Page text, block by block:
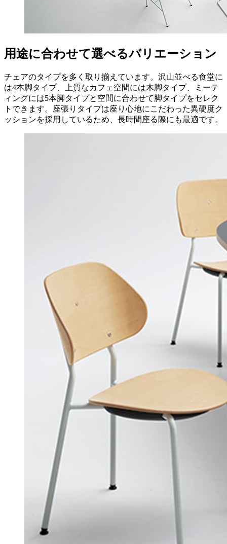
用途に合わせて選べるバリエーション
チェアのタイプを多く取り揃えています。沢山並べる食堂に
は4本脚タイプ、上質なカフェ空間には木脚タイプ、ミーテ
ィングには5本脚タイプと空間に合わせて脚タイプをセレク
トできます。座張りタイプは座り心地にこだわった異硬度ク
ッションを採用しているため、長時間座る際にも最適です。